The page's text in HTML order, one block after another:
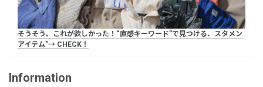
そうそう、これが欲しかった！“直感キーワード”で見つける、スタメン
アイテム"→ CHECK！
Information